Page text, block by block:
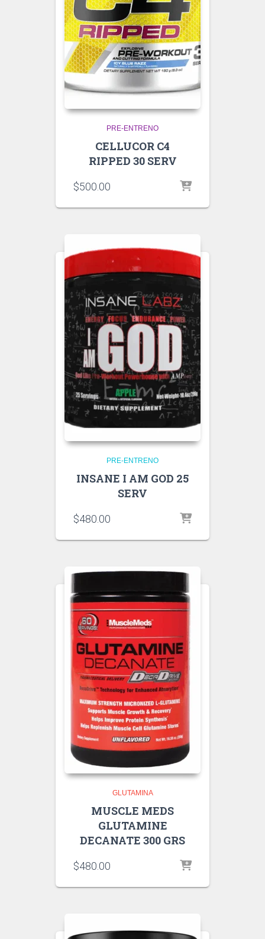
PRE-ENTRENO
CELLUCOR C4
RIPPED 30 SERV
$500.00
PRE-ENTRENO
INSANE I AM GOD 25
SERV
$480.00
GLUTAMINA
MUSCLE MEDS
GLUTAMINE
DECANATE 300 GRS
$480.00